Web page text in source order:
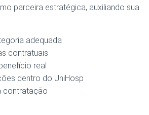
parceira estratégica, auxiliando sua
adequada
contratuais
real
dentro do UniHosp
contratação